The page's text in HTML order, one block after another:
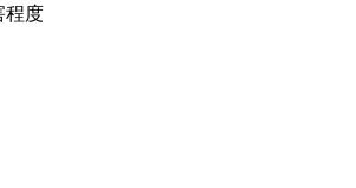
程度